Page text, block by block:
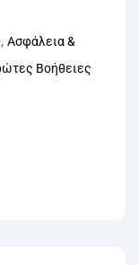
, Ασφάλεια &
Βοήθειες